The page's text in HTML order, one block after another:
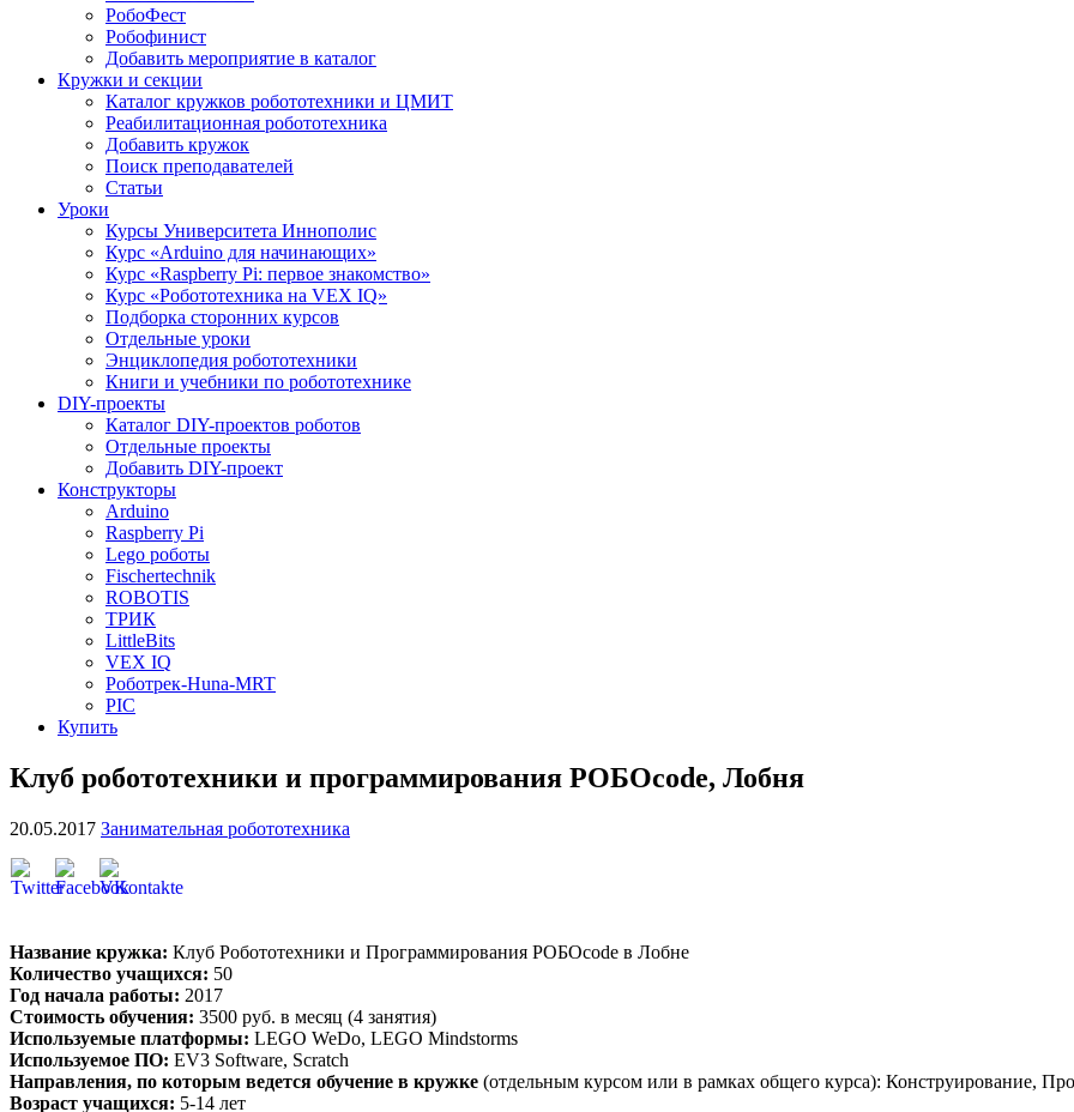
РобоФест
Робофинист
Добавить мероприятие в каталог
Кружки и секции
Каталог кружков робототехники и ЦМИТ
Реабилитационная робототехника
Добавить кружок
Поиск преподавателей
Статьи
Уроки
Курсы Университета Иннополис
Курс «Arduino для начинающих»
Курс «Raspberry Pi: первое знакомство»
Курс «Робототехника на VEX IQ»
Подборка сторонних курсов
Отдельные уроки
Энциклопедия робототехники
Книги и учебники по робототехнике
DIY-проекты
Каталог DIY-проектов роботов
Отдельные проекты
Добавить DIY-проект
Конструкторы
Arduino
Raspberry Pi
Lego роботы
Fischertechnik
ROBOTIS
ТРИК
LittleBits
VEX IQ
Роботрек-Huna-MRT
PIC
Купить
Клуб робототехники и программирования РОБОcode, Лобня
20.05.2017 Занимательная робототехника
Название кружка: Клуб Робототехники и Программирования РОБОcode в Лобне
Количество учащихся: 50
Год начала работы: 2017
Стоимость обучения: 3500 руб. в месяц (4 занятия)
Используемые платформы: LEGO WeDo, LEGO Mindstorms
Используемое ПО: EV3 Software, Scratch
Направления, по которым ведется обучение в кружке (отдельным курсом или в рамках общего курса): Конструирование,
Возраст учащихся: 5-14 лет